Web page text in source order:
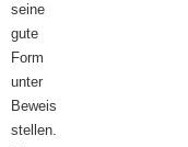
seine
gute
Form
unter
Beweis
stellen.